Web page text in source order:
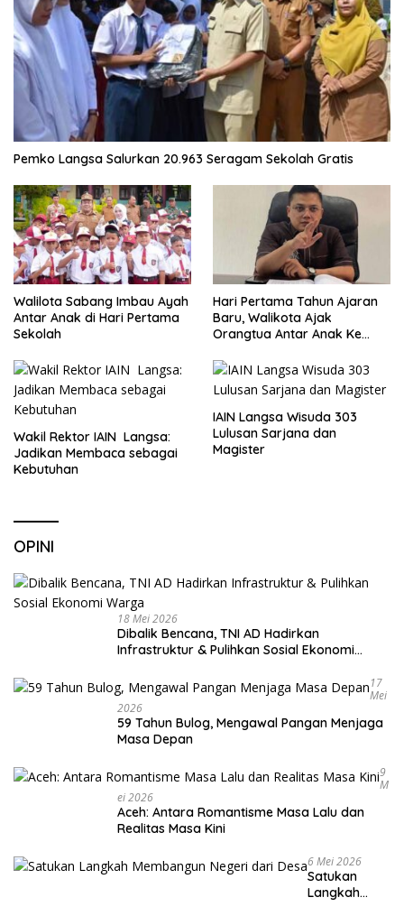
Pemko Langsa Salurkan 20.963 Seragam Sekolah Gratis
Walilota Sabang Imbau Ayah
Antar Anak di Hari Pertama
Sekolah
Hari Pertama Tahun Ajaran
Baru, Walikota Ajak
Orangtua Antar Anak Ke
Wakil Rektor IAIN Langsa:
Jadikan Membaca sebagai
Kebutuhan
IAIN Langsa Wisuda 303
Lulusan Sarjana dan
Magister
OPINI
18 Mei 2026
Dibalik Bencana, TNI AD Hadirkan
Infrastruktur & Pulihkan Sosial Ekonomi
17
Mei
2026
59 Tahun Bulog, Mengawal Pangan Menjaga
Masa Depan
9
M
Ei 2026
Aceh: Antara Romantisme Masa Lalu dan
Realitas Masa Kini
6 Mei 2026
Satukan
Langkah